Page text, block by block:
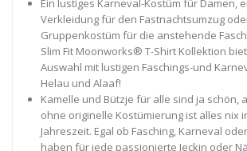
Verkleidung für den Fastnachtsumzug
Gruppenkostüm für die anstehende
Slim Fit Moonworks® T-Shirt Kollektion
Auswahl mit lustigen Faschings-und
Helau und Alaaf!
Kamelle und Bützje für alle sind ja schön,
ohne originelle Kostümierung ist alles nix
Jahreszeit. Egal ob Fasching, Karneval
haben für jede passionierte Jeckin oder